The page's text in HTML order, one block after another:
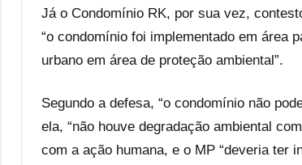
Já o Condomínio RK, por sua vez,
“o condomínio foi implementado em área
urbano em área de proteção ambiental”.
Segundo a defesa, “o condomínio não
ela, “não houve degradação ambiental
com a ação humana, e o MP “deveria ter